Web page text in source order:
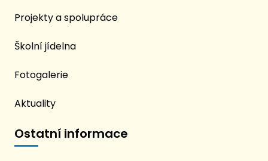
Projekty a spolupráce
Školní jídelna
Fotogalerie
Aktuality
Ostatní informace